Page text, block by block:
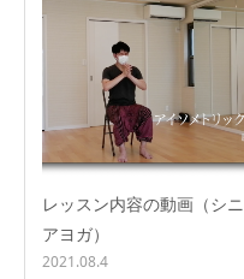
レッスン内容の動画（シニ
アヨガ）
2021.08.4